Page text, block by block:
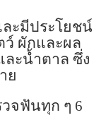
ะมีประโยชน์
ว์ ผักและผล
ละน้ำตาล ซึ่ง
ย
จฟันทุก ๆ 6